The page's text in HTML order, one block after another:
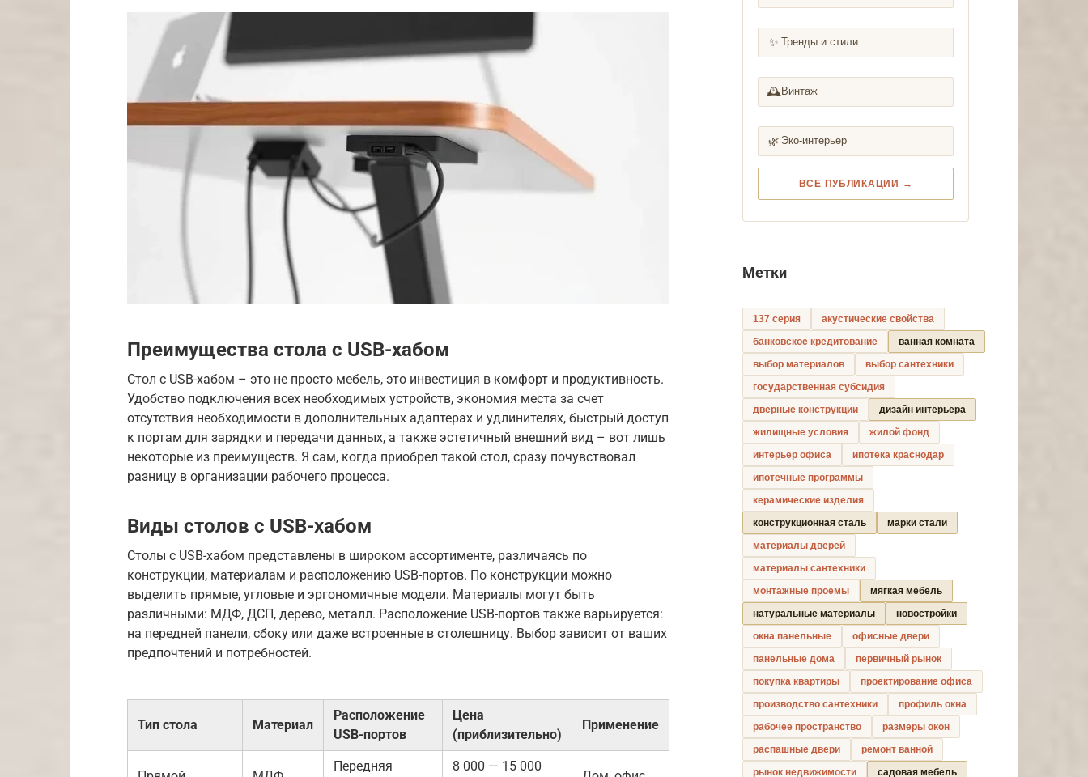
Преимущества стола с USB-хабом
Стол с USB-хабом – это не просто мебель, это инвестиция в комфорт и продуктивность.
Удобство подключения всех необходимых устройств, экономия места за счет
отсутствия необходимости в дополнительных адаптерах и удлинителях, быстрый доступ
к портам для зарядки и передачи данных, а также эстетичный внешний вид – вот лишь
некоторые из преимуществ. Я сам, когда приобрел такой стол, сразу почувствовал
разницу в организации рабочего процесса.
Виды столов с USB-хабом
Столы с USB-хабом представлены в широком ассортименте, различаясь по
конструкции, материалам и расположению USB-портов. По конструкции можно
выделить прямые, угловые и эргономичные модели. Материалы могут быть
различными: МДФ, ДСП, дерево, металл. Расположение USB-портов также варьируется:
на передней панели, сбоку или даже встроенные в столешницу. Выбор зависит от ваших
предпочтений и потребностей.
Тип стола Материал
Расположение
USB-портов
Цена
(приблизительно)
Применение
Передняя
8 000 — 15 000
✨ Тренды и стили
🕰️ Винтаж
🌿 Эко-интерьер
ВСЕ ПУБЛИКАЦИИ →
Метки
137 серия
акустические свойства
банковское кредитование
ванная комната
выбор материалов
выбор сантехники
государственная субсидия
дверные конструкции
дизайн интерьера
жилищные условия
жилой фонд
интерьер офиса
ипотека краснодар
ипотечные программы
керамические изделия
конструкционная сталь
марки стали
материалы дверей
материалы сантехники
монтажные проемы
мягкая мебель
натуральные материалы
новостройки
окна панельные
офисные двери
панельные дома
первичный рынок
покупка квартиры
проектирование офиса
производство сантехники
профиль окна
рабочее пространство
размеры окон
распашные двери
ремонт ванной
рынок недвижимости
садовая мебель